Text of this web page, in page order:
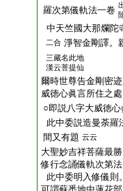
羅次第儀軌法一卷
中天竺國大那爛陀
二合 淨智金剛譯。
三藏名此地
漢云菩提仙
爾時世尊告金剛密
威徳心眞言所住之
○即説八字大威徳
此中委説造曼荼羅
間又有題 云云
大聖妙吉祥菩薩最
修行念誦儀軌次第法
此中委明入修儀則